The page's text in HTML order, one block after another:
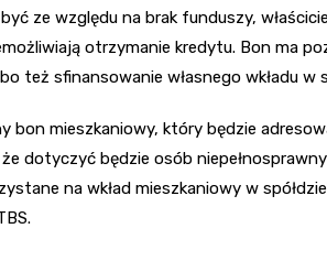
ze względu na brak funduszy,
otrzymanie kredytu. Bon ma
też sfinansowanie własnego wkładu w
bon mieszkaniowy, który będzie
dotyczyć będzie osób
na wkład mieszkaniowy w